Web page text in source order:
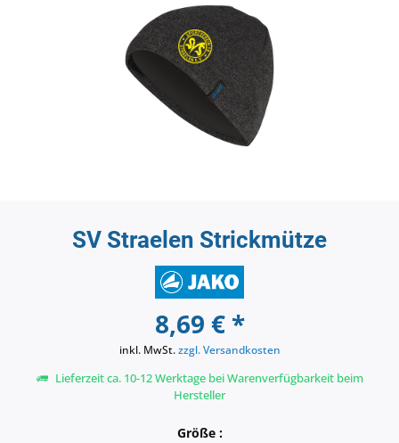
SV Straelen Strickmütze
8,69 € *
inkl. MwSt.zzgl. Versandkosten
Lieferzeit ca. 10-12 Werktage bei Warenverfügbarkeit beim
Hersteller
Größe :